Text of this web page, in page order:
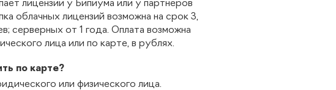
лицензии у Бипиума или у партнеров
облачных лицензий возможна на срок 3,
серверных от 1 года. Оплата возможна
лица или по карте, в рублях.
по карте?
или физического лица.